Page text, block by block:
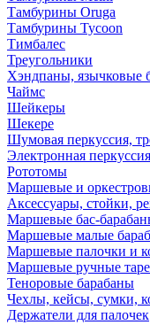
Тамбурины Oruga
Тамбурины Tycoon
Тимбалес
Треугольники
Хэндпаны, язычковые
Чаймс
Шейкеры
Шекере
Шумовая перкуссия,
Электронная перкуссия
Рототомы
Маршевые и
Аксессуары, стойки,
Маршевые бас-
Маршевые малые
Маршевые палочки и
Маршевые ручные
Теноровые барабаны
Чехлы, кейсы, сумки,
Держатели для палочек